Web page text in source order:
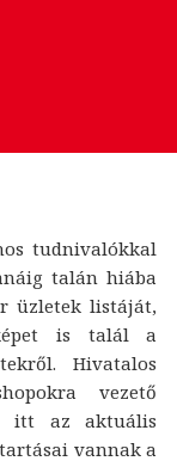
tudnivalókkal
talán hiába
üzletek listáját,
is talál a
Hivatalos
vezető
itt az aktuális
vannak a